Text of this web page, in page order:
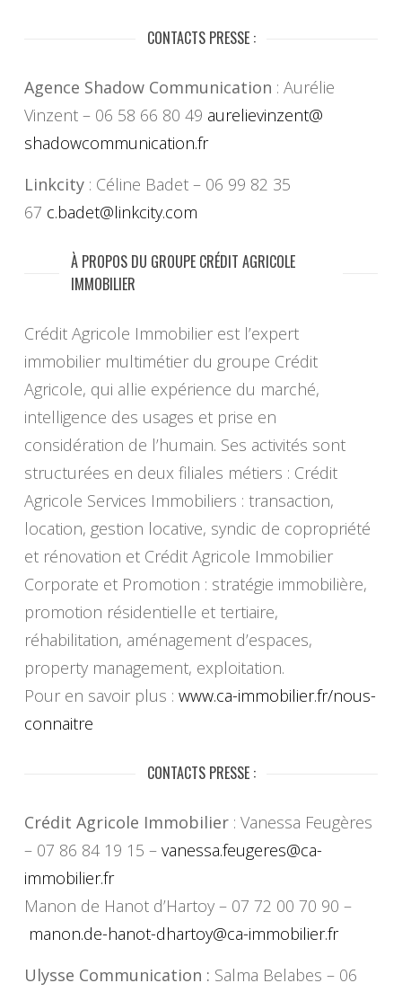
CONTACTS PRESSE :
Agence Shadow Communication : Aurélie
Vinzent – 06 58 66 80 49 aurelievinzent@
shadowcommunication.fr
Linkcity : Céline Badet – 06 99 82 35
67 c.badet@linkcity.com
À PROPOS DU GROUPE CRÉDIT AGRICOLE
IMMOBILIER
Crédit Agricole Immobilier est l’expert
immobilier multimétier du groupe Crédit
Agricole, qui allie expérience du marché,
intelligence des usages et prise en
considération de l’humain. Ses activités sont
structurées en deux filiales métiers : Crédit
Agricole Services Immobiliers : transaction,
location, gestion locative, syndic de copropriété
et rénovation et Crédit Agricole Immobilier
Corporate et Promotion : stratégie immobilière,
promotion résidentielle et tertiaire,
réhabilitation, aménagement d’espaces,
property management, exploitation.
Pour en savoir plus : www.ca-immobilier.fr/nous-
connaitre
CONTACTS PRESSE :
Crédit Agricole Immobilier : Vanessa Feugères
– 07 86 84 19 15 – vanessa.feugeres@ca-
immobilier.fr
Manon de Hanot d’Hartoy – 07 72 00 70 90 –
manon.de-hanot-dhartoy@ca-immobilier.fr
Ulysse Communication : Salma Belabes – 06